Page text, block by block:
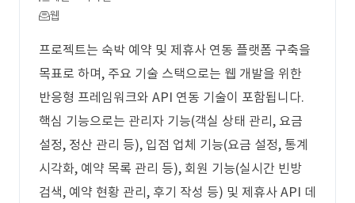
웹
프로젝트는 숙박 예약 및 제휴사 연동 플랫폼 구축을
목표로 하며, 주요 기술 스택으로는 웹 개발을 위한
반응형 프레임워크와 API 연동 기술이 포함됩니다.
핵심 기능으로는 관리자 기능(객실 상태 관리, 요금
설정, 정산 관리 등), 입점 업체 기능(요금 설정, 통계
시각화, 예약 목록 관리 등), 회원 기능(실시간 빈방
검색, 예약 현황 관리, 후기 작성 등) 및 제휴사 API 데